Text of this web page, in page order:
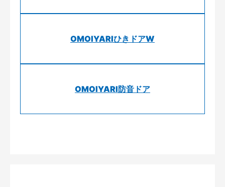
OMOIYARIひきドアW
OMOIYARI防音ドア